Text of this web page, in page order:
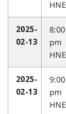
HNE
2025-
02-13
8:00
pm
HNE
2025-
02-13
9:00
pm
HNE